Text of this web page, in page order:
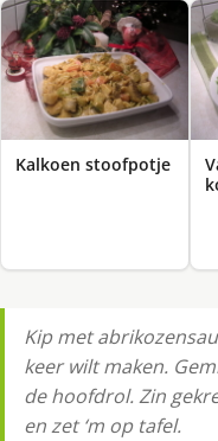
Kalkoen stoofpotje
Kip met
keer wilt maken.
de hoofdrol. Zin
en zet ‘m op tafel.